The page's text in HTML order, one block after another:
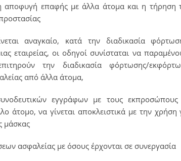
αποφυγή επαφής με άλλα άτομα και η τήρηση
αναγκαίο, κατά την διαδικασία
εταιρείας, οι οδηγοί συνίσταται να
την διαδικασία φόρτωσης/
από άλλα άτομα,
εγγράφων με τους εκπροσώπους
άτομο, να γίνεται αποκλειστικά με την χρήση
μάσκας
ασφαλείας με όσους έρχονται σε συνεργασία